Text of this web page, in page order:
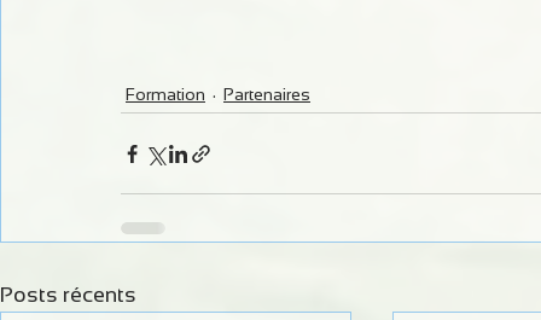
Formation Partenaires
Posts récents